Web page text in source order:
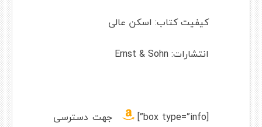
کیفیت کتاب: اسکن عالی
انتشارات: Ernst & Sohn
[box type=”info”]
جهت دسترسی